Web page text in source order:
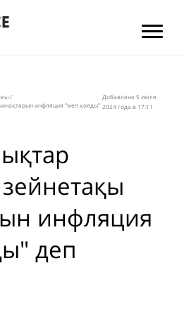
/
инфляция "жеп қояды"
Добавлено 5 июля
2024 года в 17:11
зейнетақы
инфляция
деп